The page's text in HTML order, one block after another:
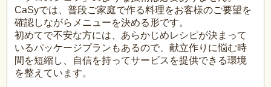
CaSyでは、普段ご家庭で作る料理をお客様のご要望を
確認しながらメニューを決める形です。
初めてで不安な方には、あらかじめレシピが決まって
いるパッケージプランもあるので、献立作りに悩む時
間を短縮し、自信を持ってサービスを提供できる環境
を整えています。